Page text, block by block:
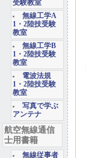
受験教室
無線工学A
1・2陸技受験
教室
無線工学B
1・2陸技受験
教室
電波法規
1・2陸技受験
教室
写真で学ぶ
アンテナ
航空無線通信
士用書籍
無線従事者